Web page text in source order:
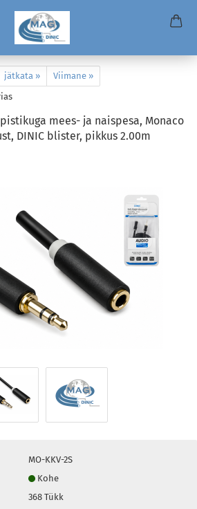
jätkata »
Viimane »
mees- ja naispesa, Monaco
DINIC blister, pikkus 2.00m
MO-KKV-2S
Kohe
368Tükk